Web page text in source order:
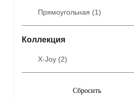
Прямоугольная (1)
Коллекция
X-Joy (2)